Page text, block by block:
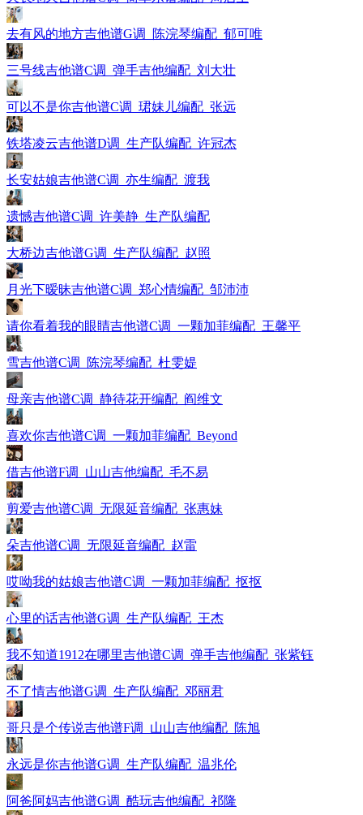
去有风的地方吉他谱G调_陈浣琴编配_郁可唯
三号线吉他谱C调_弹手吉他编配_刘大壮
可以不是你吉他谱C调_珺妹儿编配_张远
铁塔凌云吉他谱D调_生产队编配_许冠杰
长安姑娘吉他谱C调_亦生编配_渡我
遗憾吉他谱C调_许美静_生产队编配
大桥边吉他谱G调_生产队编配_赵照
月光下暧昧吉他谱C调_郑心情编配_邹沛沛
请你看着我的眼睛吉他谱C调_一颗加菲编配_王馨平
雪吉他谱C调_陈浣琴编配_杜雯媞
母亲吉他谱C调_静待花开编配_阎维文
喜欢你吉他谱C调_一颗加菲编配_Beyond
借吉他谱F调_山山吉他编配_毛不易
剪爱吉他谱C调_无限延音编配_张惠妹
朵吉他谱C调_无限延音编配_赵雷
哎呦我的姑娘吉他谱C调_一颗加菲编配_抠抠
心里的话吉他谱G调_生产队编配_王杰
我不知道1912在哪里吉他谱C调_弹手吉他编配_张紫钰
不了情吉他谱G调_生产队编配_邓丽君
哥只是个传说吉他谱F调_山山吉他编配_陈旭
永远是你吉他谱G调_生产队编配_温兆伦
阿爸阿妈吉他谱G调_酷玩吉他编配_祁隆